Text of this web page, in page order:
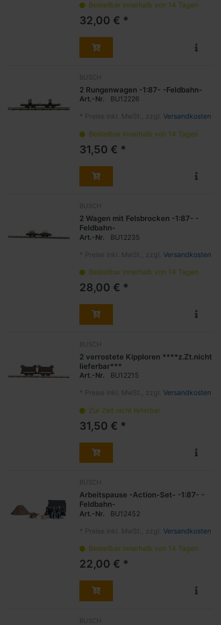
Bestellbar innerhalb von 14 Tagen
32,00 € *
BUSCH
2 Rungenwagen -1:87- -Feldbahn-
Art.-Nr. BU12226
* Preise inkl. MwSt., zzgl. Versandkosten
Bestellbar innerhalb von 14 Tagen
31,50 € *
BUSCH
2 Wagen mit Felsbrocken -1:87- -
Feldbahn-
Art.-Nr. BU12235
* Preise inkl. MwSt., zzgl. Versandkosten
Bestellbar innerhalb von 14 Tagen
28,00 € *
BUSCH
2 verrostete Kipploren ****z.Zt.nicht
lieferbar***
Art.-Nr. BU12215
* Preise inkl. MwSt., zzgl. Versandkosten
Zur Zeit nicht lieferbar
31,50 € *
BUSCH
Arbeitspause -Action-Set- -1:87- -
Feldbahn-
Art.-Nr. BU12452
* Preise inkl. MwSt., zzgl. Versandkosten
Bestellbar innerhalb von 14 Tagen
22,00 € *
BUSCH